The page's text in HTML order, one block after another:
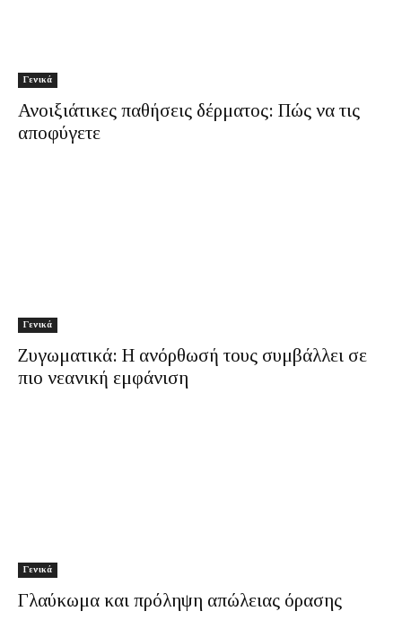
Γενικά
Ανοιξιάτικες παθήσεις δέρματος: Πώς να τις
αποφύγετε
Γενικά
Ζυγωματικά: Η ανόρθωσή τους συμβάλλει σε
πιο νεανική εμφάνιση
Γενικά
Γλαύκωμα και πρόληψη απώλειας όρασης